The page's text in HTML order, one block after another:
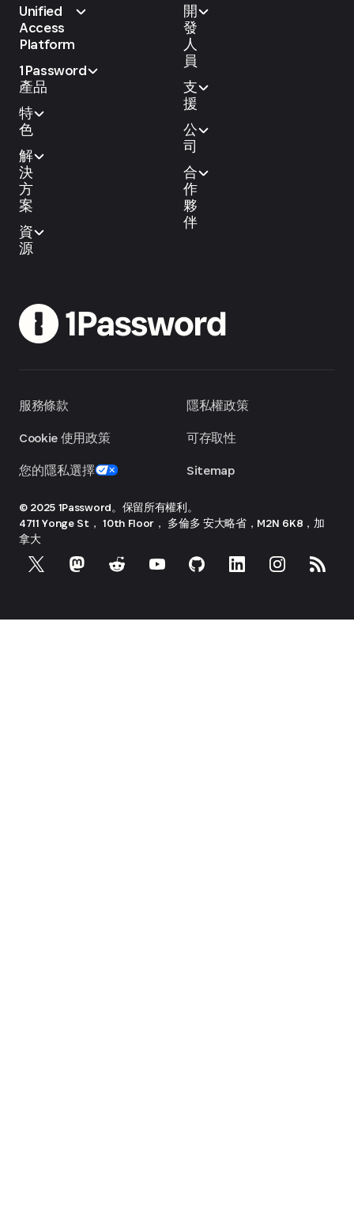
Unified
Access
Platform
1Password
產品
特
色
解
決
方
案
資
源
開
發
人
員
支
援
公
司
合
作
夥
伴
服務條款
Cookie 使用政策
您的隱私選擇
隱私權政策
可存取性
Sitemap
© 2025 1Password。保留所有權利。
4711 Yonge St， 10th Floor， 多倫多 安大略省，M2N 6K8，加
拿大